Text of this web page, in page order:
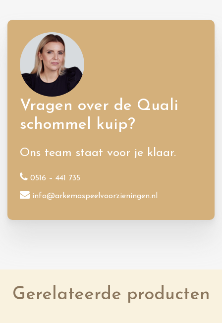
Vragen over de Quali
schommel kuip?
Ons team staat voor je klaar.
0516 – 441 735
info@arkemaspeelvoorzieningen.nl
Gerelateerde producten